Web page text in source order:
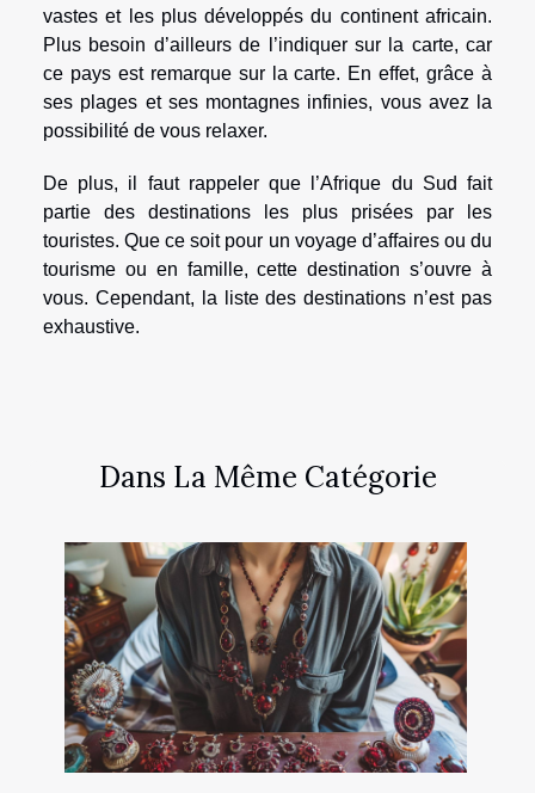
vastes et les plus développés du continent africain.
Plus besoin d’ailleurs de l’indiquer sur la carte, car
ce pays est remarque sur la carte. En effet, grâce à
ses plages et ses montagnes infinies, vous avez la
possibilité de vous relaxer.
De plus, il faut rappeler que l’Afrique du Sud fait
partie des destinations les plus prisées par les
touristes. Que ce soit pour un voyage d’affaires ou du
tourisme ou en famille, cette destination s’ouvre à
vous. Cependant, la liste des destinations n’est pas
exhaustive.
Dans La Même Catégorie